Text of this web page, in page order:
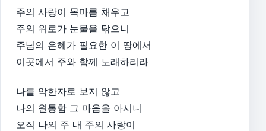
주의 사랑이 목마름 채우고
주의 위로가 눈물을 닦으니
주님의 은혜가 필요한 이 땅에서
이곳에서 주와 함께 노래하리라
나를 악한자로 보지 않고
나의 원통함 그 마음을 아시니
오직 나의 주 내 주의 사랑이